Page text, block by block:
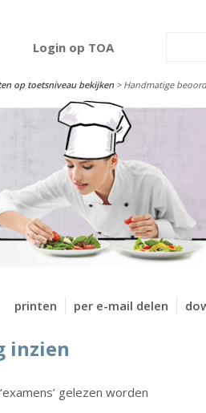
Login op TOA
op toetsniveau bekijken > Handmatige
per e-mail delen
printen
inzien
gelezen worden